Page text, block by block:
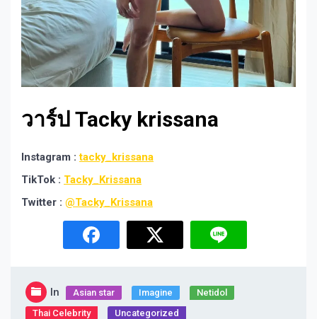
วาร์ป Tacky krissana
Instagram :tacky_krissana
TikTok : Tacky_Krissana
Twitter : @Tacky_Krissana
In Asian star Imagine​
Netidol
Thai Celebrity
Uncategorized